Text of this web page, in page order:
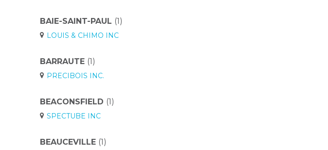
BAIE-SAINT-PAUL (1)
LOUIS & CHIMO INC
BARRAUTE (1)
PRECIBOIS INC.
BEACONSFIELD (1)
SPECTUBE INC
BEAUCEVILLE (1)